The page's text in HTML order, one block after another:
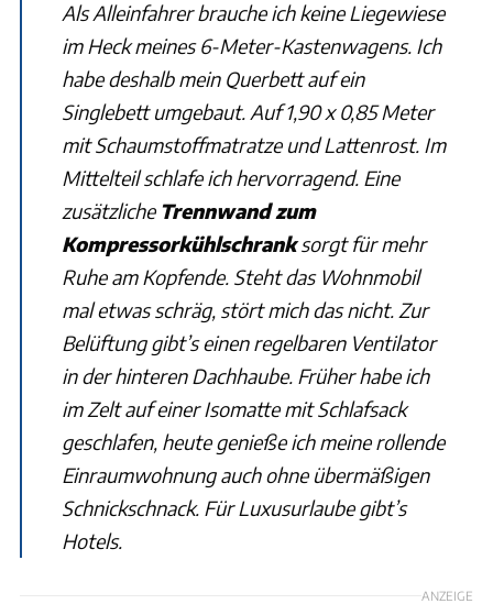
Als Alleinfahrer brauche ich keine Liegewiese
im Heck meines 6-Meter-Kastenwagens. Ich
habe deshalb mein Querbett auf ein
Singlebett umgebaut. Auf 1,90 x 0,85 Meter
mit Schaumstoffmatratze und Lattenrost. Im
Mittelteil schlafe ich hervorragend. Eine
zusätzliche Trennwand zum
Kompressorkühlschranksorgt für mehr
Ruhe am Kopfende. Steht das Wohnmobil
mal etwas schräg, stört mich das nicht. Zur
Belüftung gibt’s einen regelbaren Ventilator
in der hinteren Dachhaube. Früher habe ich
im Zelt auf einer Isomatte mit Schlafsack
geschlafen, heute genieße ich meine rollende
Einraumwohnung auch ohne übermäßigen
Schnickschnack. Für Luxusurlaube gibt’s
Hotels.
ANZEIGE